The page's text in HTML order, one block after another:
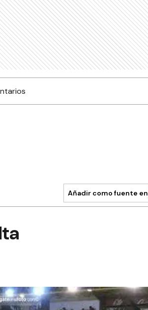
Añadir como fuente en